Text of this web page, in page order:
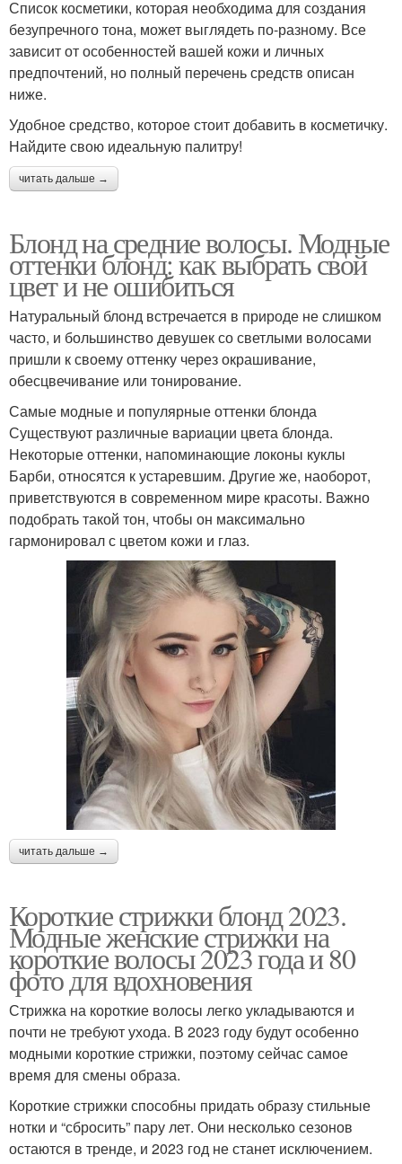
Список косметики, которая необходима для создания
безупречного тона, может выглядеть по-разному. Все
зависит от особенностей вашей кожи и личных
предпочтений, но полный перечень средств описан
ниже.
Удобное средство, которое стоит добавить в косметичку.
Найдите свою идеальную палитру!
читать дальше →
Блонд на средние волосы. Модные
оттенки блонд: как выбрать свой
цвет и не ошибиться
Натуральный блонд встречается в природе не слишком
часто, и большинство девушек со светлыми волосами
пришли к своему оттенку через окрашивание,
обесцвечивание или тонирование.
Самые модные и популярные оттенки блонда
Существуют различные вариации цвета блонда.
Некоторые оттенки, напоминающие локоны куклы
Барби, относятся к устаревшим. Другие же, наоборот,
приветствуются в современном мире красоты. Важно
подобрать такой тон, чтобы он максимально
гармонировал с цветом кожи и глаз.
читать дальше →
Короткие стрижки блонд 2023.
Модные женские стрижки на
короткие волосы 2023 года и 80
фото для вдохновения
Стрижка на короткие волосы легко укладываются и
почти не требуют ухода. В 2023 году будут особенно
модными короткие стрижки, поэтому сейчас самое
время для смены образа.
Короткие стрижки способны придать образу стильные
нотки и “сбросить” пару лет. Они несколько сезонов
остаются в тренде, и 2023 год не станет исключением.